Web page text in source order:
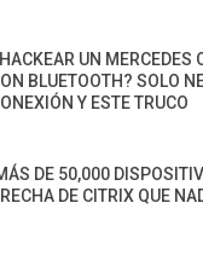
UN MERCEDES
BLUETOOTH? SOLO
Y ESTE TRUCO
DE 50,000
DE CITRIX QUE